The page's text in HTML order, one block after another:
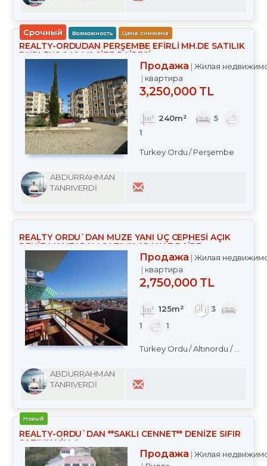
Срочный Возможность Цена снижена
REALTY-ORDUDAN PERŞEMBE EFİRLİ MH.DE SATILIK
DUBLEKS 240 M² SİTE DAİRESİ
Продажа
Жилая
квартира
3,250,000 TL
240m²
5
1
Turkey Ordu / Perşembe
ABDURRAHMAN
TANRIVERDİ
REALTY ORDU`DAN MÜZE YANI ÜÇ CEPHESİ AÇIK
DENİZ MANZARALI SATILIK ARAKAT DAİRE
Продажа
Жилая
квартира
2,750,000 TL
125m²
3
1
1
Turkey Ordu / Altınordu / Merkez
ABDURRAHMAN
TANRIVERDİ
Новый
REALTY-ORDU`DAN **SAKLI CENNET** DENİZE SIFIR
SATILIK VİLLA
Продажа
Жилая